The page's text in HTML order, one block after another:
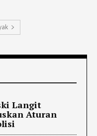
Langit
Aturan